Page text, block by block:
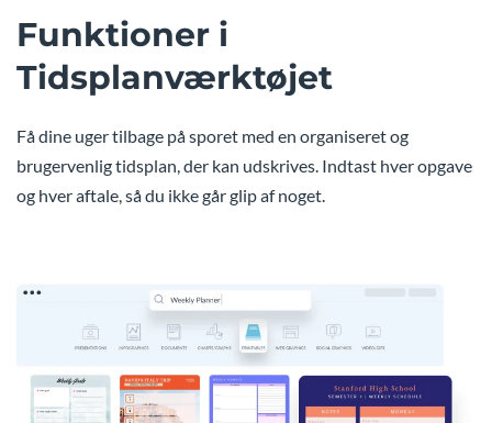
Funktioner i
Tidsplanværktøjet
Få dine uger tilbage på sporet med en organiseret og
brugervenlig tidsplan, der kan udskrives. Indtast hver opgave
og hver aftale, så du ikke går glip af noget.